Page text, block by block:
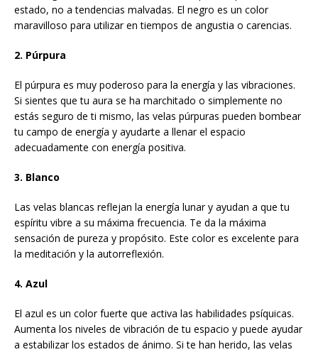
estado, no a tendencias malvadas. El negro es un color
maravilloso para utilizar en tiempos de angustia o carencias.
2. Púrpura
El púrpura es muy poderoso para la energía y las vibraciones.
Si sientes que tu aura se ha marchitado o simplemente no
estás seguro de ti mismo, las velas púrpuras pueden bombear
tu campo de energía y ayudarte a llenar el espacio
adecuadamente con energía positiva.
3. Blanco
Las velas blancas reflejan la energía lunar y ayudan a que tu
espíritu vibre a su máxima frecuencia. Te da la máxima
sensación de pureza y propósito. Este color es excelente para
la meditación y la autorreflexión.
4. Azul
El azul es un color fuerte que activa las habilidades psíquicas.
Aumenta los niveles de vibración de tu espacio y puede ayudar
a estabilizar los estados de ánimo. Si te han herido, las velas